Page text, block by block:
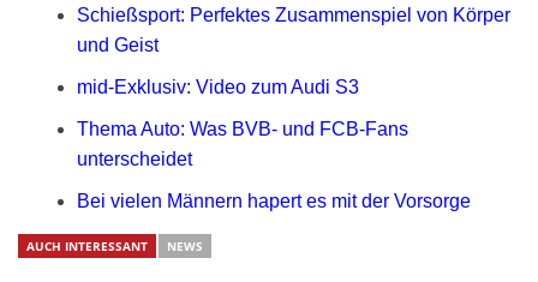
Schießsport: Perfektes Zusammenspiel von Körper
und Geist
mid-Exklusiv: Video zum Audi S3
Thema Auto: Was BVB- und FCB-Fans
unterscheidet
Bei vielen Männern hapert es mit der Vorsorge
AUCH INTERESSANT NEWS